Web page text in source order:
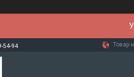
54-94 Товар